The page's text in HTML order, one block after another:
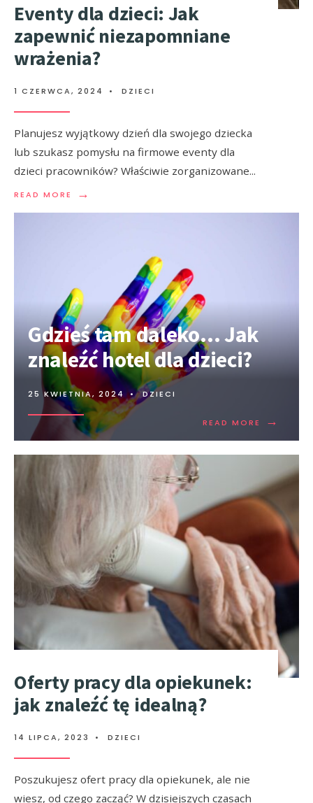
Eventy dla dzieci: Jak
zapewnić niezapomniane
wrażenia?
1 CZERWCA, 2024 • DZIECI
Planujesz wyjątkowy dzień dla swojego dziecka
lub szukasz pomysłu na firmowe eventy dla
dzieci pracowników? Właściwie zorganizowane...
READ MORE →
Gdzieś tam daleko… Jak
znaleźć hotel dla dzieci?
25 KWIETNIA, 2024 • DZIECI
READ MORE →
Oferty pracy dla opiekunek:
jak znaleźć tę idealną?
14 LIPCA, 2023 • DZIECI
Poszukujesz ofert pracy dla opiekunek, ale nie
wiesz, od czego zacząć? W dzisiejszych czasach